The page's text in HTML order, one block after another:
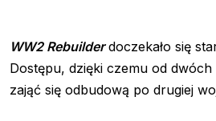
WW2 Rebuilderdoczekało się
Dostępu, dzięki czemu od
zająć się odbudową po drugiej